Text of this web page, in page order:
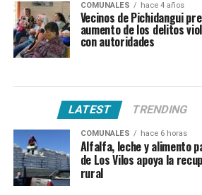
COMUNALES hace 4 años
Vecinos de Pichidangui
aumento de los delitos
con autoridades
LATEST TRENDING
COMUNALES hace 6 horas
Alfalfa, leche y alimento
de Los Vilos apoya la
rural